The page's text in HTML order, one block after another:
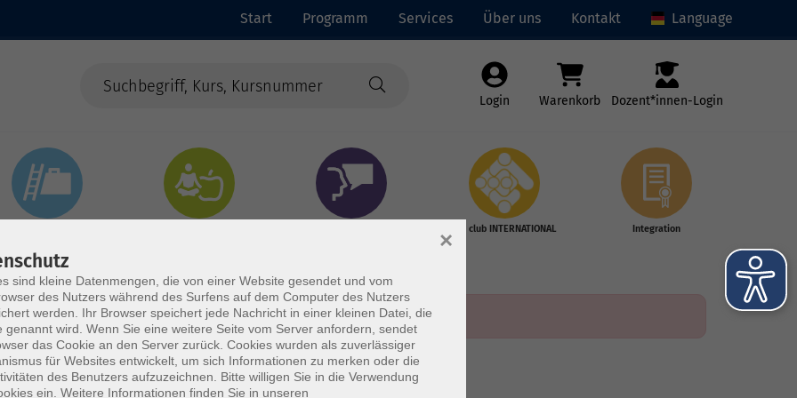
Start Programm Services Über uns Kontakt Language
Login Warenkorb Dozent*innen-Login
vhs club INTERNATIONAL Integration
sind kleine Datenmengen, die von einer Website gesendet und vom
des Nutzers während des Surfens auf dem Computer des Nutzers
werden. Ihr Browser speichert jede Nachricht in einer kleinen Datei, die
genannt wird. Wenn Sie eine weitere Seite vom Server anfordern, sendet
das Cookie an den Server zurück. Cookies wurden als zuverlässiger
für Websites entwickelt, um sich Informationen zu merken oder die
des Benutzers aufzuzeichnen. Bitte willigen Sie in die Verwendung
ein. Weitere Informationen finden Sie in unseren
×